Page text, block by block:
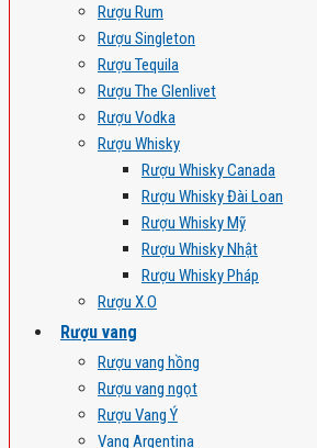
Rượu Rum
Rượu Singleton
Rượu Tequila
Rượu The Glenlivet
Rượu Vodka
Rượu Whisky
Rượu Whisky Canada
Rượu Whisky Đài Loan
Rượu Whisky Mỹ
Rượu Whisky Nhật
Rượu Whisky Pháp
Rượu X.O
Rượu vang
Rượu vang hồng
Rượu vang ngọt
Rượu Vang Ý
Vang Argentina